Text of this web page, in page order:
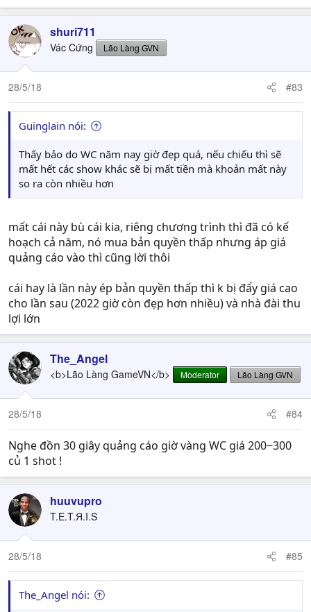
shuri711
Vác Cứng Lão Làng GVN
28/5/18 #83
Guinglain nói:
Thấy bảo do WC năm nay giờ đẹp quá, nếu chiếu thì sẽ
mất hết các show khác sẽ bị mất tiền mà khoản mất này
so ra còn nhiều hơn
mất cái này bù cái kia, riêng chương trình thì đã có kế
hoạch cả năm, nó mua bản quyền thấp nhưng áp giá
quảng cáo vào thì cũng lời thôi
cái hay là lần này ép bản quyền thấp thì k bị đẩy giá cao
cho lần sau (2022 giờ còn đẹp hơn nhiều) và nhà đài thu
lợi lớn
The_Angel
<b>Lão Làng GameVN</b> Moderator Lão Làng GVN
28/5/18 #84
Nghe đồn 30 giây quảng cáo giờ vàng WC giá 200~300
củ 1 shot !
huuvupro
T.E.T.Я.I.S
28/5/18 #85
The_Angel nói: